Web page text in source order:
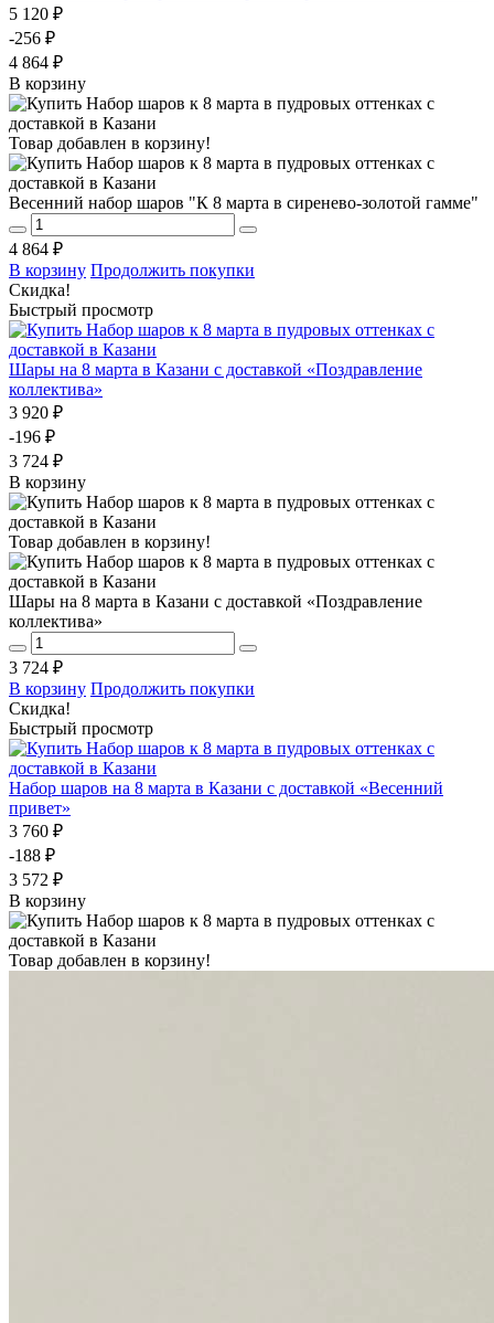
5 120 ₽
-256 ₽
4 864 ₽
В корзину
Товар добавлен в корзину!
Весенний набор шаров "К 8 марта в сиренево-золотой гамме"
4 864 ₽
В корзину Продолжить покупки
Скидка!
Быстрый просмотр
Шары на 8 марта в Казани с доставкой «Поздравление
коллектива»
3 920 ₽
-196 ₽
3 724 ₽
В корзину
Товар добавлен в корзину!
Шары на 8 марта в Казани с доставкой «Поздравление
коллектива»
3 724 ₽
В корзину Продолжить покупки
Скидка!
Быстрый просмотр
Набор шаров на 8 марта в Казани с доставкой «Весенний
привет»
3 760 ₽
-188 ₽
3 572 ₽
В корзину
Товар добавлен в корзину!